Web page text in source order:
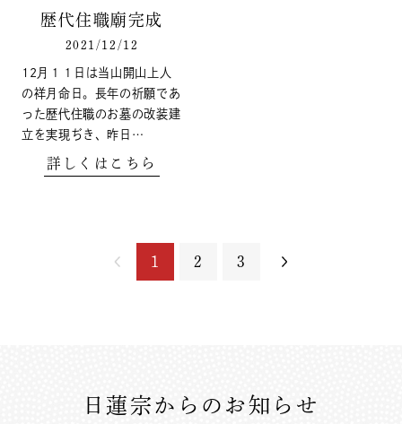
歴代住職廟完成
2021/12/12
12月１１日は当山開山上人
の祥月命日。長年の祈願であ
った歴代住職のお墓の改装建
立を実現ぢき、昨日…
詳しくはこちら
1 2 3
日蓮宗からのお知らせ